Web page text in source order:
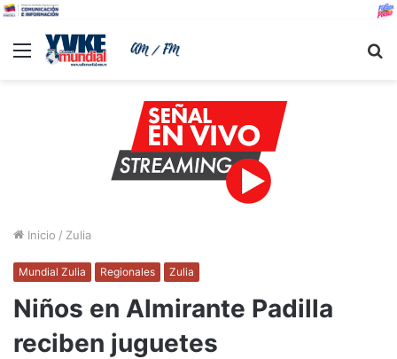
Menu
Inicio / Zulia
Mundial Zulia Regionales Zulia
Niños en Almirante Padilla
reciben juguetes